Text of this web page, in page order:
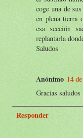
coge una de
en plena tierra
esa sección
replantarla
Saludos
Anónimo 14
Gracias saludos
Responder